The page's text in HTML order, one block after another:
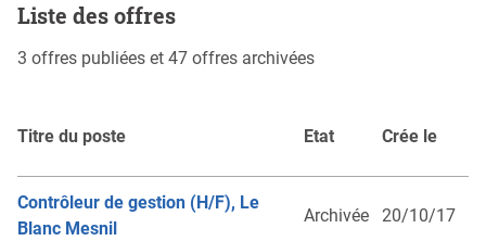
Liste des offres
3 offres publiées et 47 offres archivées
Titre du poste Etat Crée le
Contrôleur de gestion (H/F), Le
Blanc Mesnil
Archivée 20/10/17